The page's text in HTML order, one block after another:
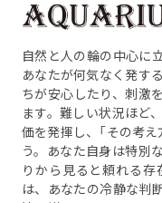
自然と人の輪の中心に
あなたが何気なく発す
ちが安心したり、刺激
ます。難しい状況ほど
価を発揮し、「その考
う。あなた自身は特別
りから見ると頼れる
は、あなたの冷静な判